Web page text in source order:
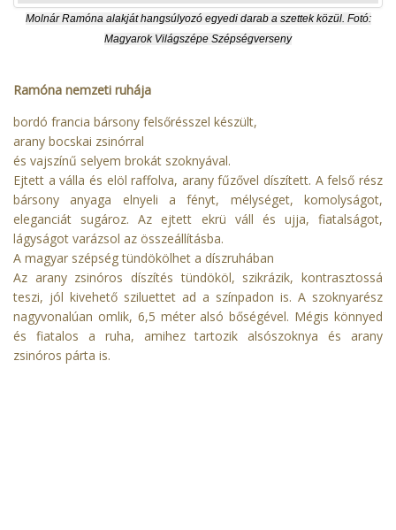
Molnár Ramóna alakját hangsúlyozó egyedi darab a szettek közül. Fotó:
Magyarok Világszépe Szépségverseny
Ramóna nemzeti ruhája
bordó francia bársony felsőrésszel készült,
arany bocskai zsinórral
és vajszínű selyem brokát szoknyával.
Ejtett a válla és elöl raffolva, arany fűzővel díszített. A felső rész
bársony anyaga elnyeli a fényt, mélységet, komolyságot,
eleganciát sugároz. Az ejtett ekrü váll és ujja, fiatalságot,
lágyságot varázsol az összeállításba.
A magyar szépség tündökölhet a díszruhában
Az arany zsinóros díszítés tündököl, szikrázik, kontrasztossá
teszi, jól kivehető sziluettet ad a színpadon is. A szoknyarész
nagyvonalúan omlik, 6,5 méter alsó bőségével. Mégis könnyed
és fiatalos a ruha, amihez tartozik alsószoknya és arany
zsinóros párta is.